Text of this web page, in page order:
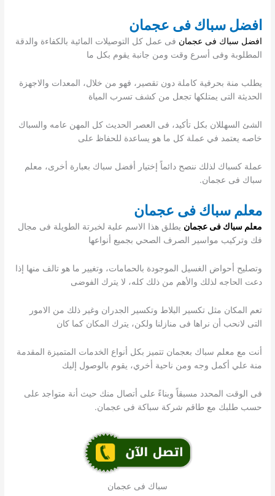
افضل سباك فى عجمان
افضل سباك فى عجمان فى عمل كل التوصيلات المائية بالكفاءة والدقة
المطلوبة وفى أسرع وقت ومن جانبة يقوم بكل ما
يطلب منة بحرفية كاملة دون تقصير، فهو من خلال، المعدات والاجهزة
الحديثة التى يمتلكها تجعل من كشف تسرب المياة
الشئ السهللان بكل تأكيد، فى العصر الحديث كل المهن عامه والسباك
خاصه يعتمد في عملة كل ما هو يساعدة للحفاظ على
عملة كسباك لذلك ننصح دائماً إختيار أفضل سباك بعبارة أخرى، معلم
سباك فى عجمان.
معلم سباك فى عجمان
معلم سباك فى عجمان يطلق هذا الاسم علية لخبرتة الطويلة فى مجال
فك وتركيب مواسير الصرف الصحي بجميع أنواعها
وتصليح أحواض الغسيل الموجودة بالحمامات، وتغيير ما هو تالف منها إذا
دعت الحاجه لذلك والأهم من ذلك كله، لا يترك الفوضى
تعم المكان مثل تكسير البلاط وتكسير الجدران وغير ذلك من الامور
التى لانحب أن نراها فى منازلنا ولكن، يترك المكان كما كان
أنت مع معلم سباك بعجمان تتميز بكل أنواع الخدمات المتميزة المقدمة
منة علي أكمل وجه ومن ناحية أخري، يقوم بالوصول إليك
فى الوقت المحدد مسبقاً وبناءً على أتصال منك حيث أنة متواجد على
حسب طلبك مع طاقم شركة سباكة فى عجمان.
سباك فى عجمان